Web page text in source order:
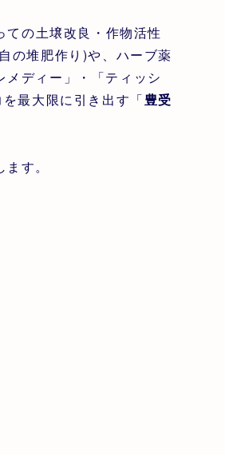
の土壌改良・作物活性
の堆肥作り)や、ハーブ薬
ディー」・「ティッシ
最大限に引き出す「豊受
す。